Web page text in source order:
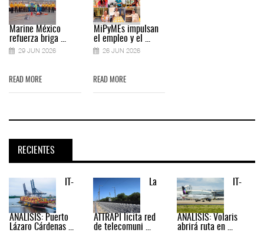
Marine México
refuerza briga ...
29 JUN 2026
READ MORE
MiPyMEs impulsan
el empleo y el ...
26 JUN 2026
READ MORE
RECIENTES
IT-
ANÁLISIS: Puerto
Lázaro Cárdenas ...
La
ATTRAPI licita red
de telecomuni ...
IT-
ANÁLISIS: Volaris
abrirá ruta en ...